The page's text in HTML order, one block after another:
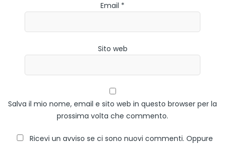
Email *
Sito web
Salva il mio nome, email e sito web in questo browser per la
prossima volta che commento.
Ricevi un avviso se ci sono nuovi commenti. Oppure